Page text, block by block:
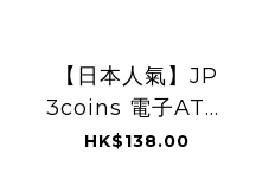
【日本人氣】JP
3coins 電子ATM
造型存錢筒 0332
HK$138.00